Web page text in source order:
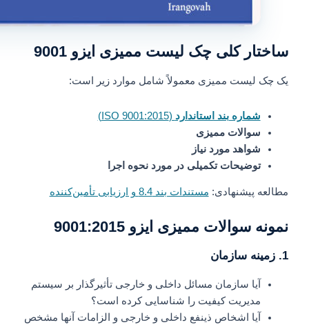
ساختار کلی چک لیست ممیزی ایزو 9001
یک چک لیست ممیزی معمولاً شامل موارد زیر است:
شماره بند استاندارد (ISO 9001:2015)
سوالات ممیزی
شواهد مورد نیاز
توضیحات تکمیلی در مورد نحوه اجرا
مطالعه پیشنهادی:مستندات بند 8.4 و ارزیابی تأمین‌کننده
نمونه سوالات ممیزی ایزو 9001:2015
1. زمینه سازمان
آیا سازمان مسائل داخلی و خارجی تأثیرگذار بر سیستم
مدیریت کیفیت را شناسایی کرده است؟
آیا اشخاص ذینفع داخلی و خارجی و الزامات آنها مشخص